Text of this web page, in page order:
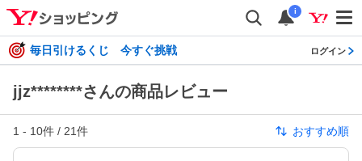
i
毎日引けるくじ 今すぐ挑戦 ログイン
jjz********さんの商品レビュー
1 - 10件 / 21件 おすすめ順